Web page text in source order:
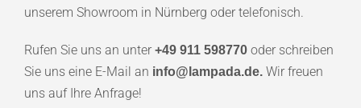
unserem Showroom in Nürnberg oder telefonisch.
Rufen Sie uns an unter +49 911 598770 oder schreiben
Sie uns eine E-Mail an info@lampada.de. Wir freuen
uns auf Ihre Anfrage!